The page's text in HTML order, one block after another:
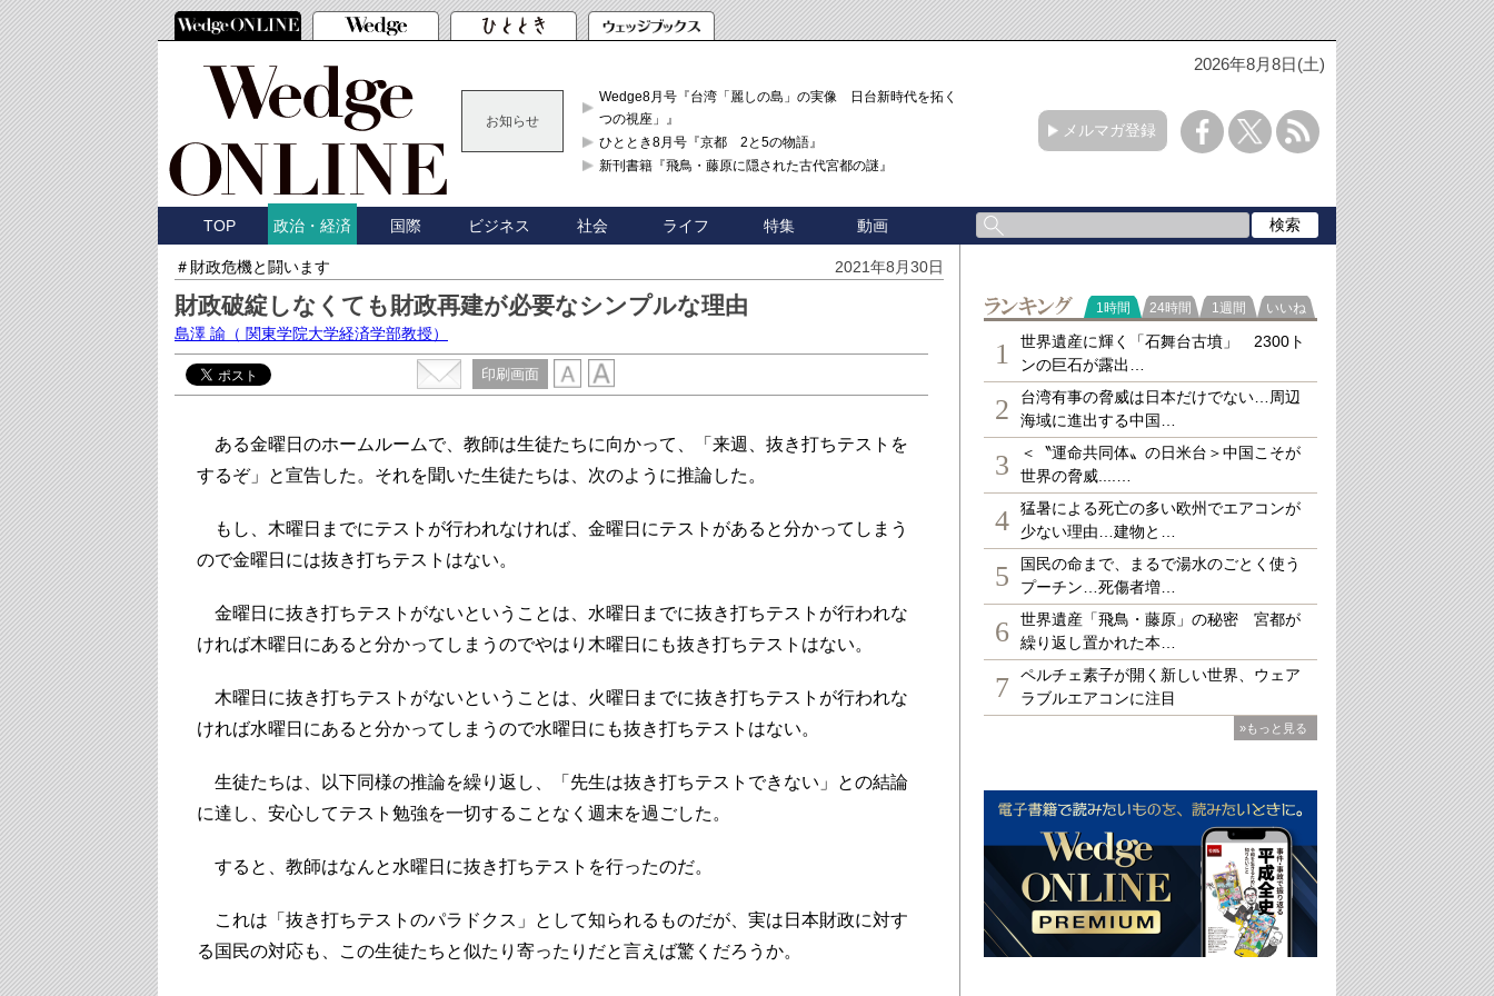
2026年8月8日(土)
お知らせ
Wedge8月号『台湾「麗しの島」の実像 日台新時代を拓く「3
つの視座」』
ひととき8月号『京都 2と5の物語』
新刊書籍『飛鳥・藤原に隠された古代宮都の謎』
メルマガ登録
TOP 政治・経済 国際 ビジネス 社会 ライフ 特集 動画
＃財政危機と闘います 2021年8月30日
財政破綻しなくても財政再建が必要なシンプルな理由
島澤 諭 （ 関東学院大学経済学部教授）
印刷画面
ある金曜日のホームルームで、教師は生徒たちに向かって、「来週、抜き打ちテストを
するぞ」と宣告した。それを聞いた生徒たちは、次のように推論した。
もし、木曜日までにテストが行われなければ、金曜日にテストがあると分かってしまう
ので金曜日には抜き打ちテストはない。
金曜日に抜き打ちテストがないということは、水曜日までに抜き打ちテストが行われな
ければ木曜日にあると分かってしまうのでやはり木曜日にも抜き打ちテストはない。
木曜日に抜き打ちテストがないということは、火曜日までに抜き打ちテストが行われな
ければ水曜日にあると分かってしまうので水曜日にも抜き打ちテストはない。
生徒たちは、以下同様の推論を繰り返し、「先生は抜き打ちテストできない」との結論
に達し、安心してテスト勉強を一切することなく週末を過ごした。
すると、教師はなんと水曜日に抜き打ちテストを行ったのだ。
これは「抜き打ちテストのパラドクス」として知られるものだが、実は日本財政に対す
る国民の対応も、この生徒たちと似たり寄ったりだと言えば驚くだろうか。
ランキング
1時間 24時間 1週間 いいね
1
世界遺産に輝く「石舞台古墳」 2300ト
ンの巨石が露出…
2
台湾有事の脅威は日本だけでない…周辺
海域に進出する中国…
3
＜〝運命共同体〟の日米台＞中国こそが
世界の脅威....…
4
猛暑による死亡の多い欧州でエアコンが
少ない理由…建物と…
5
国民の命まで、まるで湯水のごとく使う
プーチン…死傷者増…
6
世界遺産「飛鳥・藤原」の秘密 宮都が
繰り返し置かれた本…
7
ペルチェ素子が開く新しい世界、ウェア
ラブルエアコンに注目
»もっと見る